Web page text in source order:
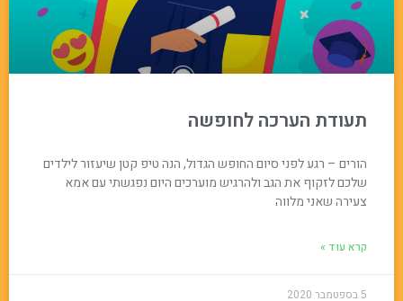
תעודת הערכה לחופשה
הורים – רגע לפני סיום החופש הגדול, הנה טיפ קטן שיעזור לילדים
שלכם לזקוף את הגב ולהרגיש מוערכים היום נפגשתי עם אמא
צעירה שאני מלווה
קרא עוד »
5 בספטמבר 2020